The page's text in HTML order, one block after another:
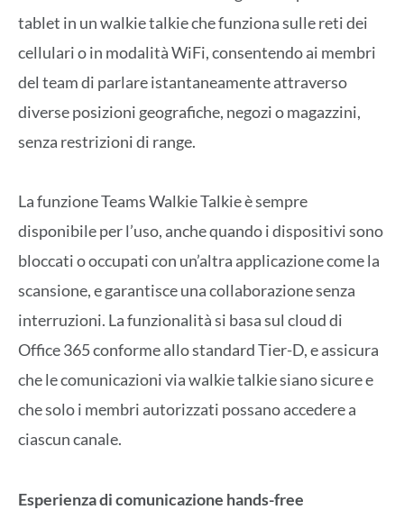
tablet in un walkie talkie che funziona sulle reti dei
cellulari o in modalità WiFi, consentendo ai membri
del team di parlare istantaneamente attraverso
diverse posizioni geografiche, negozi o magazzini,
senza restrizioni di range.
La funzione Teams Walkie Talkie è sempre
disponibile per l’uso, anche quando i dispositivi sono
bloccati o occupati con un’altra applicazione come la
scansione, e garantisce una collaborazione senza
interruzioni. La funzionalità si basa sul cloud di
Office 365 conforme allo standard Tier-D, e assicura
che le comunicazioni via walkie talkie siano sicure e
che solo i membri autorizzati possano accedere a
ciascun canale.
Esperienza di comunicazione hands-free